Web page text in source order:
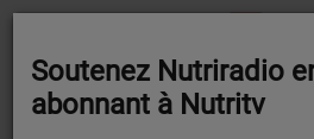
Soutenez Nutriradio
abonnant à Nutritv